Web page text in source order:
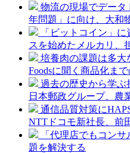
物流の現場でデータ
年問題」に向け、大和
「ビットコイン」
スを始めたメルカリ、
培養肉の課題は多大
Foodsに聞く商品化まで
過去の歴史から学ぶ
日本郵政グループ、農
通信品質対策に
NTTドコモ新社長、前
「代理店でもコン
題を解決する